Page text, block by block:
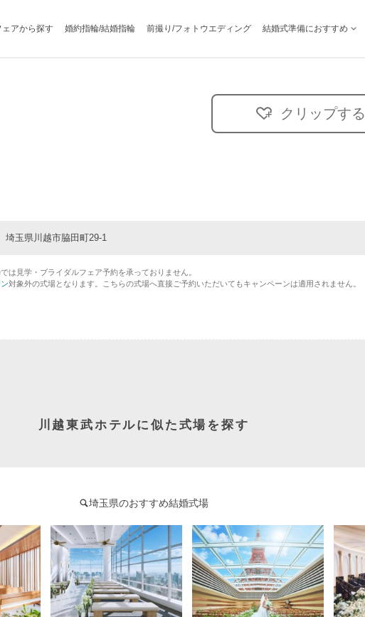
ェアから探す 婚約指輪/結婚指輪 前撮り/フォトウエディング 結婚式準備におすすめ
クリップする
埼玉県川越市脇田町29-1
は見学・ブライダルフェア予約を承っておりません。
対象外の式場となります。こちらの式場へ直接ご予約いただいてもキャンペーンは適用されません。
川越東武ホテルに似た式場を探す
埼玉県のおすすめ結婚式場